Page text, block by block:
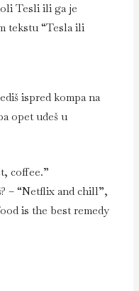
Tesli ili ga je
tekstu “Tesla ili
ispred kompa na
opet uđeš u
coffee.”
– “Netflix and chill”,
is the best remedy